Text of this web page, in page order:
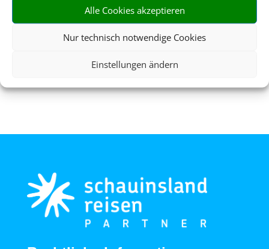
Alle Cookies akzeptieren
Nur technisch notwendige Cookies
Einstellungen ändern
Flughafenparken